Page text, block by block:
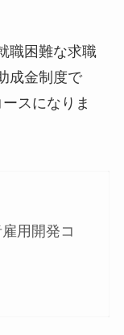
職困難な求職
成金制度で
スになりま
用開発コ